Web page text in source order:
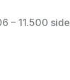
11.500